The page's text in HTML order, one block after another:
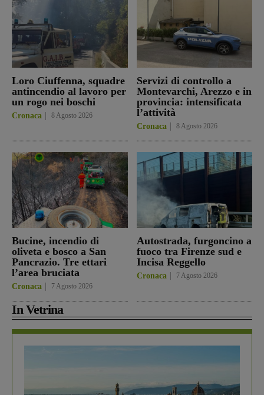
Loro Ciuffenna, squadre
antincendio al lavoro per
un rogo nei boschi
Cronaca 8 Agosto 2026
Servizi di controllo a
Montevarchi, Arezzo e in
provincia: intensificata
l’attività
Cronaca 8 Agosto 2026
Bucine, incendio di
oliveta e bosco a San
Pancrazio. Tre ettari
l’area bruciata
Cronaca 7 Agosto 2026
Autostrada, furgoncino a
fuoco tra Firenze sud e
Incisa Reggello
Cronaca 7 Agosto 2026
In Vetrina